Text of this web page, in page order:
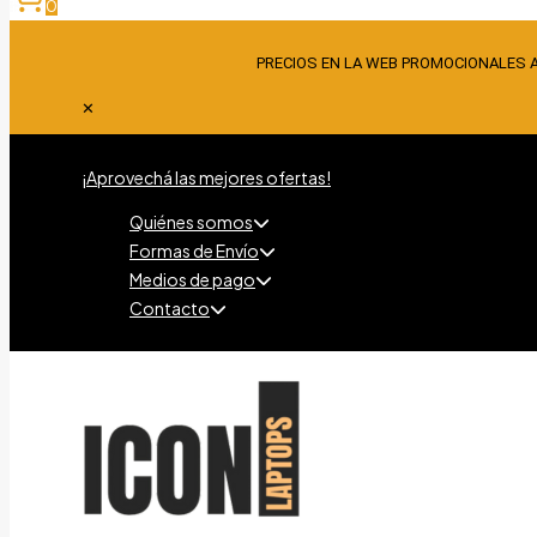
0
PRECIOS EN LA WEB
✕
¡Aprovechá las mejores ofertas!
Quiénes somos
Formas de Envío
Medios de pago
Contacto